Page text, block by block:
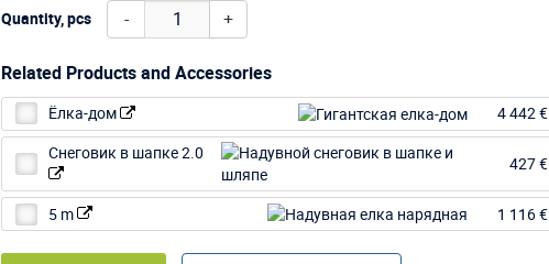
Quantity, pcs - +
Related Products and Accessories
Ёлка-дом
4 442 €
Снеговик в шапке 2.0
427 €
5 m 1 116 €